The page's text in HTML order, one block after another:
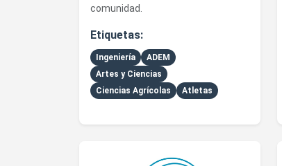
comunidad.
Etiquetas:
Ingeniería
ADEM
Artes y Ciencias
Ciencias Agrícolas
Atletas